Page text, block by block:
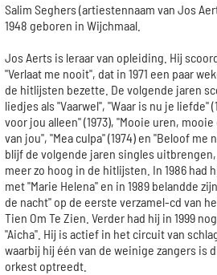
Salim Seghers (artiestennaam van Jos
1948 geboren in Wijchmaal.
Jos Aerts is leraar van opleiding. Hij
"Verlaat me nooit", dat in 1971 een paar
de hitlijsten bezette. De volgende jaren
liedjes als "Vaarwel", "Waar is nu je liefde"
voor jou alleen" (1973), "Mooie uren,
van jou", "Mea culpa" (1974) en "Beloof me
blijf de volgende jaren singles
meer zo hoog in de hitlijsten. In 1986 had
met "Marie Helena" en in 1989 belandde
de nacht" op de eerste verzamel-cd van
Tien Om Te Zien. Verder had hij in 1999
"Aicha". Hij is actief in het circuit van
waarbij hij één van de weinige zangers is
orkest optreedt.